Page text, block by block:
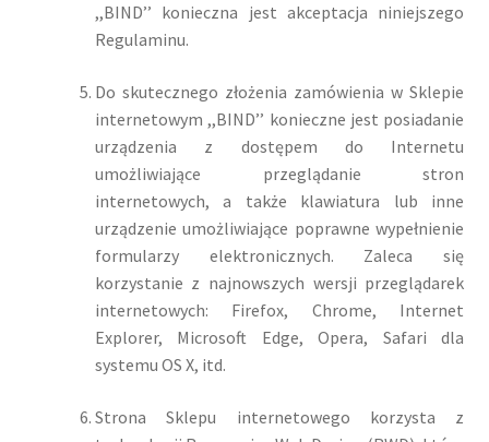
,,BIND’’ konieczna jest akceptacja niniejszego
Regulaminu.
Do skutecznego złożenia zamówienia w Sklepie
internetowym ,,BIND’’ konieczne jest posiadanie
urządzenia z dostępem do Internetu
umożliwiające przeglądanie stron
internetowych, a także klawiatura lub inne
urządzenie umożliwiające poprawne wypełnienie
formularzy elektronicznych. Zaleca się
korzystanie z najnowszych wersji przeglądarek
internetowych: Firefox, Chrome, Internet
Explorer, Microsoft Edge, Opera, Safari dla
systemu OS X, itd.
Strona Sklepu internetowego korzysta z